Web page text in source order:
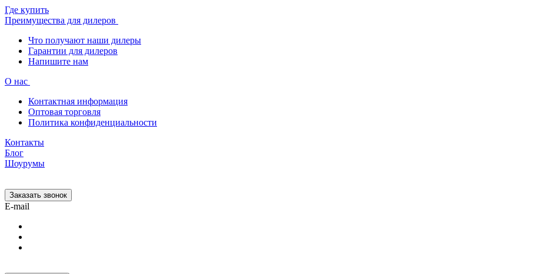
Где купить
Преимущества для дилеров
Что получают наши дилеры
Гарантии для дилеров
Напишите нам
О нас
Контактная информация
Оптовая торговля
Политика конфиденциальности
Контакты
Блог
Шоурумы
Заказать звонок
E-mail